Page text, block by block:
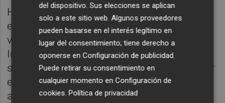
Hay que apoyar al equipo a muerte. Sé que
es una perogrullada para la gran mayoría de
vosotros, pero no tanto para otros.
Independientemente de lo críticos que
seamos con Meriton, el Valencia CF está por
encima de todo. No me vale que le ganemos
al Real Madrid, la plantilla nos pida apoyo y
del dispositivo. Sus elecciones se aplican
solo a este sitio web. Algunos proveedores
pueden basarse en el interés legítimo en
lugar del consentimiento; tiene derecho a
oponerse enConfiguración de publicidad
Puede retirar su consentimiento en
cualquier momento enConfiguración de
cookies .Política de privacidad